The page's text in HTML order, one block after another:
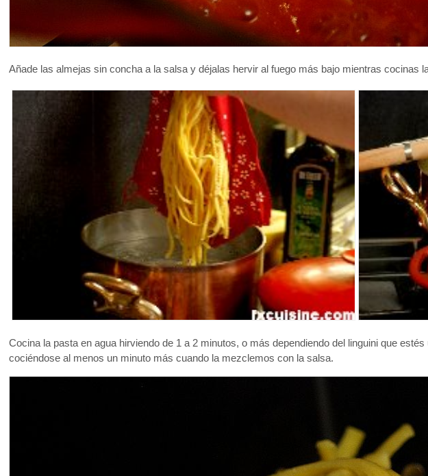
Añade las almejas sin concha a la salsa y déjalas hervir al fuego más bajo mientras cocinas
Cocina la pasta en agua hirviendo de 1 a 2 minutos, o más dependiendo del linguini que
cociéndose al menos un minuto más cuando la mezclemos con la salsa.